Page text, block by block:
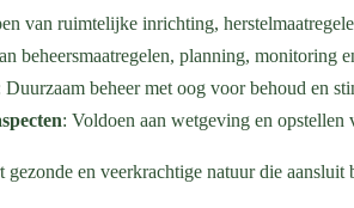
van ruimtelijke inrichting,
beheersmaatregelen, planning, monitoring
Duurzaam beheer met oog voor behoud en
: Voldoen aan wetgeving en opstellen
gezonde en veerkrachtige natuur die